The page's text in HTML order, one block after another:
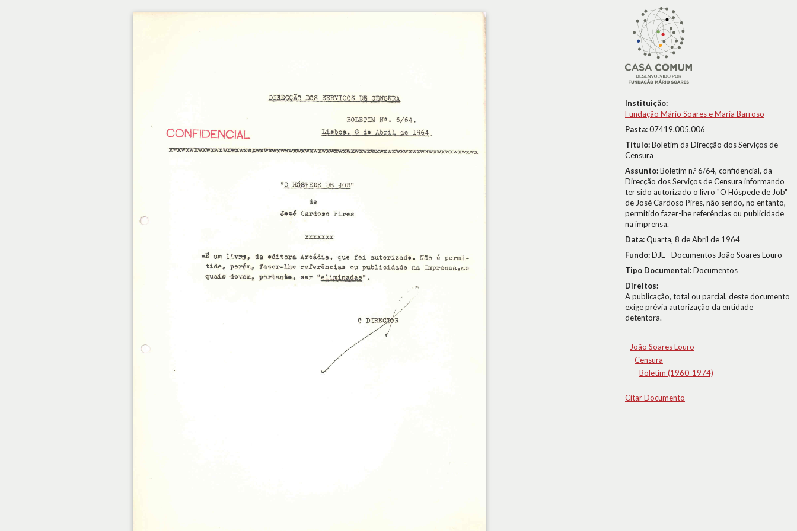
Instituição:
Fundação Mário Soares e Maria Barroso
Pasta:07419.005.006
Título:Boletim da Direcção dos Serviços de
Censura
Assunto:Boletim n.º 6/64, confidencial, da
Direcção dos Serviços de Censura informando
ter sido autorizado o livro "O Hóspede de Job"
de José Cardoso Pires, não sendo, no entanto,
permitido fazer-lhe referências ou publicidade
na imprensa.
Data:Quarta, 8 de Abril de 1964
Fundo:DJL - Documentos João Soares Louro
Tipo Documental:Documentos
Direitos:
A publicação, total ou parcial, deste documento
exige prévia autorização da entidade
detentora.
João Soares Louro
Censura
Boletim (1960-1974)
Citar Documento